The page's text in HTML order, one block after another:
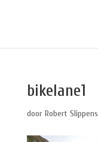
bikelane1
door Robert Slippens